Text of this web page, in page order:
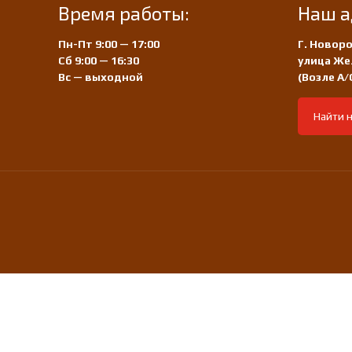
Время работы:
Пн-Пт 9:00 — 17:00
Сб 9:00 — 16:30
Вс — выходной
Наш
Г.
улица
(Возле
Найти